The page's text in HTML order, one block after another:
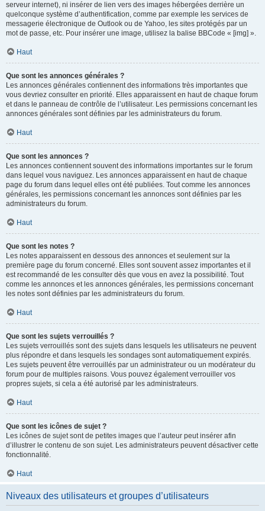
serveur internet), ni insérer de lien vers des images hébergées derrière un
quelconque système d’authentification, comme par exemple les services de
messagerie électronique de Outlook ou de Yahoo, les sites protégés par un
mot de passe, etc. Pour insérer une image, utilisez la balise BBCode « [img] ».
Haut
Que sont les annonces générales ?
Les annonces générales contiennent des informations très importantes que
vous devriez consulter en priorité. Elles apparaissent en haut de chaque forum
et dans le panneau de contrôle de l’utilisateur. Les permissions concernant les
annonces générales sont définies par les administrateurs du forum.
Haut
Que sont les annonces ?
Les annonces contiennent souvent des informations importantes sur le forum
dans lequel vous naviguez. Les annonces apparaissent en haut de chaque
page du forum dans lequel elles ont été publiées. Tout comme les annonces
générales, les permissions concernant les annonces sont définies par les
administrateurs du forum.
Haut
Que sont les notes ?
Les notes apparaissent en dessous des annonces et seulement sur la
première page du forum concerné. Elles sont souvent assez importantes et il
est recommandé de les consulter dès que vous en avez la possibilité. Tout
comme les annonces et les annonces générales, les permissions concernant
les notes sont définies par les administrateurs du forum.
Haut
Que sont les sujets verrouillés ?
Les sujets verrouillés sont des sujets dans lesquels les utilisateurs ne peuvent
plus répondre et dans lesquels les sondages sont automatiquement expirés.
Les sujets peuvent être verrouillés par un administrateur ou un modérateur du
forum pour de multiples raisons. Vous pouvez également verrouiller vos
propres sujets, si cela a été autorisé par les administrateurs.
Haut
Que sont les icônes de sujet ?
Les icônes de sujet sont de petites images que l’auteur peut insérer afin
d’illustrer le contenu de son sujet. Les administrateurs peuvent désactiver cette
fonctionnalité.
Haut
Niveaux des utilisateurs et groupes d’utilisateurs